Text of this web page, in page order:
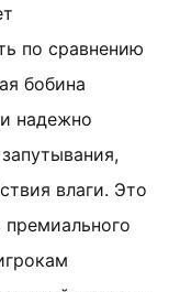
по сравнению
бобина
надежно
влаги. Это